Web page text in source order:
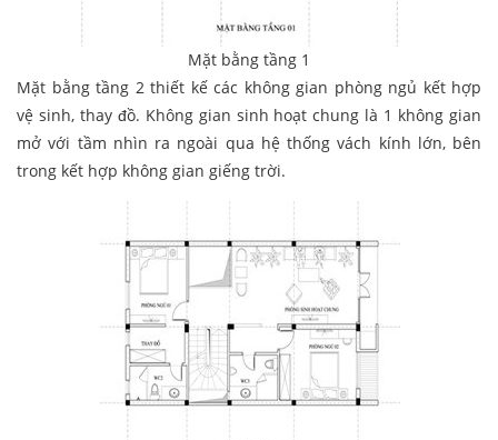
Mặt bằng tầng 1
Mặt bằng tầng 2 thiết kế các không gian phòng ngủ kết hợp
vệ sinh, thay đồ. Không gian sinh hoạt chung là 1 không gian
mở với tầm nhìn ra ngoài qua hệ thống vách kính lớn, bên
trong kết hợp không gian giếng trời.